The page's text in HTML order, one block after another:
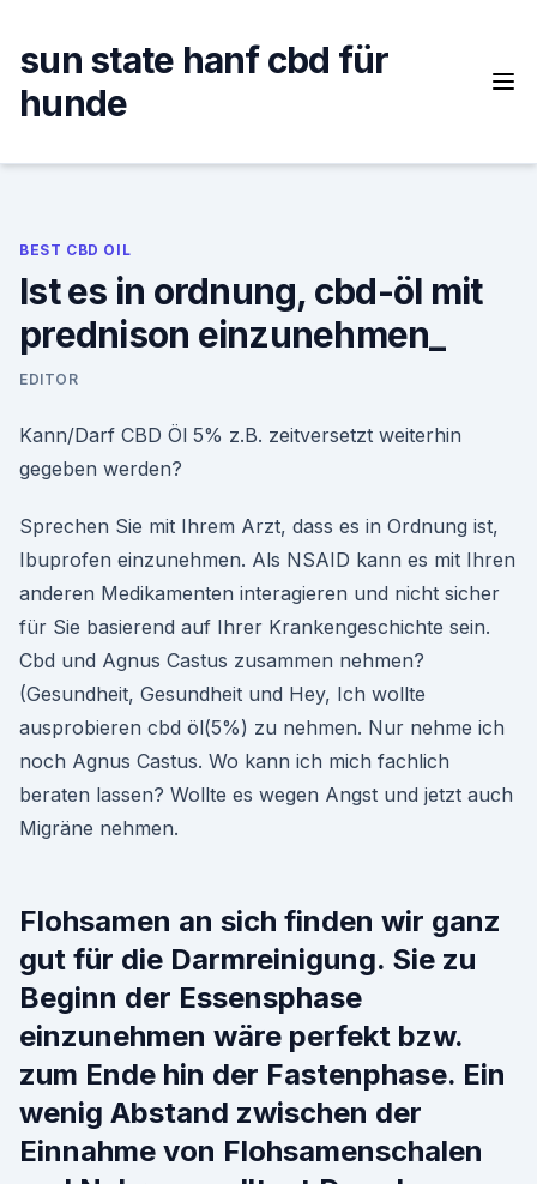
content
sun state hanf cbd für
hunde
BEST CBD OIL
Ist es in ordnung, cbd-öl mit
prednison einzunehmen_
EDITOR
Kann/Darf CBD Öl 5% z.B. zeitversetzt weiterhin
gegeben werden?
Sprechen Sie mit Ihrem Arzt, dass es in Ordnung ist,
Ibuprofen einzunehmen. Als NSAID kann es mit Ihren
anderen Medikamenten interagieren und nicht sicher
für Sie basierend auf Ihrer Krankengeschichte sein.
Cbd und Agnus Castus zusammen nehmen?
(Gesundheit, Gesundheit und Hey, Ich wollte
ausprobieren cbd öl(5%) zu nehmen. Nur nehme ich
noch Agnus Castus. Wo kann ich mich fachlich
beraten lassen? Wollte es wegen Angst und jetzt auch
Migräne nehmen.
Flohsamen an sich finden wir ganz
gut für die Darmreinigung. Sie zu
Beginn der Essensphase
einzunehmen wäre perfekt bzw.
zum Ende hin der Fastenphase. Ein
wenig Abstand zwischen der
Einnahme von Flohsamenschalen